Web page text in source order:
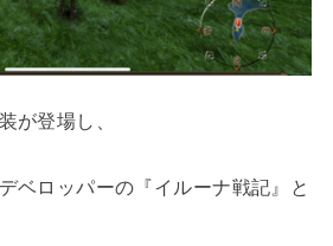
が登場し、
ベロッパーの『イルーナ戦記』と